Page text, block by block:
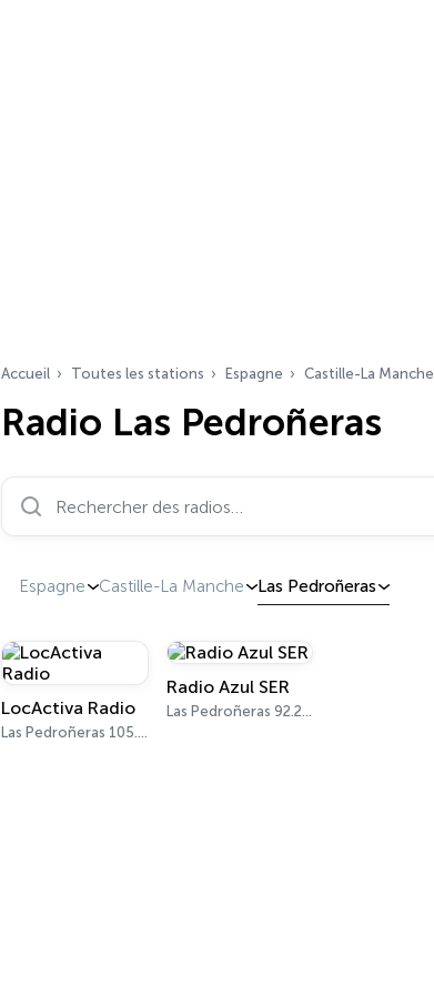
Accueil Toutes les stations Espagne Castille-La Manche
Radio Las Pedroñeras
Rechercher des radios…
Espagne Castille-La Manche Las Pedroñeras
LocActiva Radio
Las Pedroñeras 105.1 FM
Radio Azul SER
Las Pedroñeras 92.2 FM